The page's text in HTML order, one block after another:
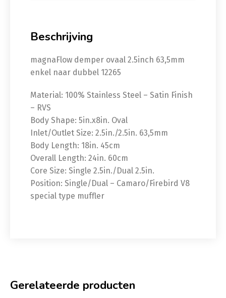
Beschrijving
magnaFlow demper ovaal 2.5inch 63,5mm
enkel naar dubbel 12265
Material: 100% Stainless Steel – Satin Finish
– RVS
Body Shape: 5in.x8in. Oval
Inlet/Outlet Size: 2.5in./2.5in. 63,5mm
Body Length: 18in. 45cm
Overall Length: 24in. 60cm
Core Size: Single 2.5in./Dual 2.5in.
Position: Single/Dual – Camaro/Firebird V8
special type muffler
Gerelateerde producten